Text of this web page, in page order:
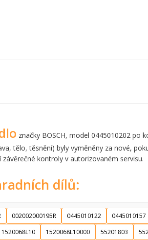
značky BOSCH, model 0445010202 po
tělo, těsnění) byly vyměněny za nové,
kontroly v autorizovaném servisu.
dílů:
002002000195R 0445010122 0445010157
1520068L10 1520068L10000 55201803